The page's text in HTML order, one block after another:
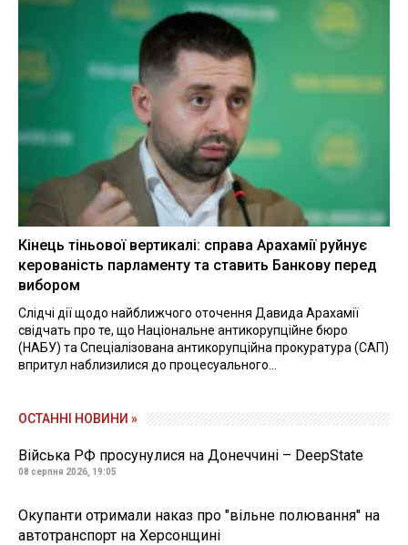
Кінець тіньової вертикалі: справа Арахамії руйнує
керованість парламенту та ставить Банкову перед
вибором
Слідчі дії щодо найближчого оточення Давида Арахамії
свідчать про те, що Національне антикорупційне бюро
(НАБУ) та Спеціалізована антикорупційна прокуратура (САП)
впритул наблизилися до процесуального...
ОСТАННІ НОВИНИ »
Війська РФ просунулися на Донеччині – DeepState
08 серпня 2026, 19:05
Окупанти отримали наказ про "вільне полювання" на
автотранспорт на Херсонщині